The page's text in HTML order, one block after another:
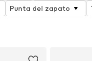
Punta del zapato